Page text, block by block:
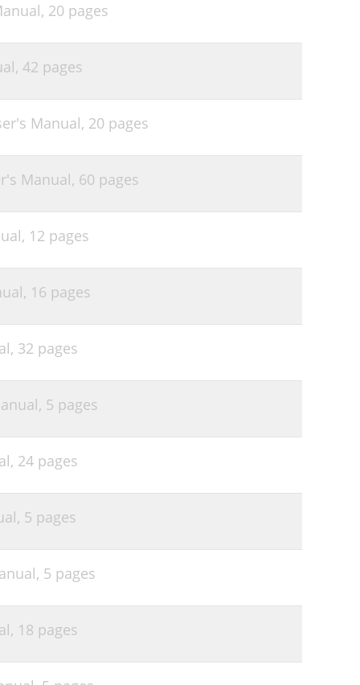
20 pages
42 pages
Manual, 20 pages
Manual, 60 pages
12 pages
16 pages
32 pages
5 pages
24 pages
5 pages
5 pages
18 pages